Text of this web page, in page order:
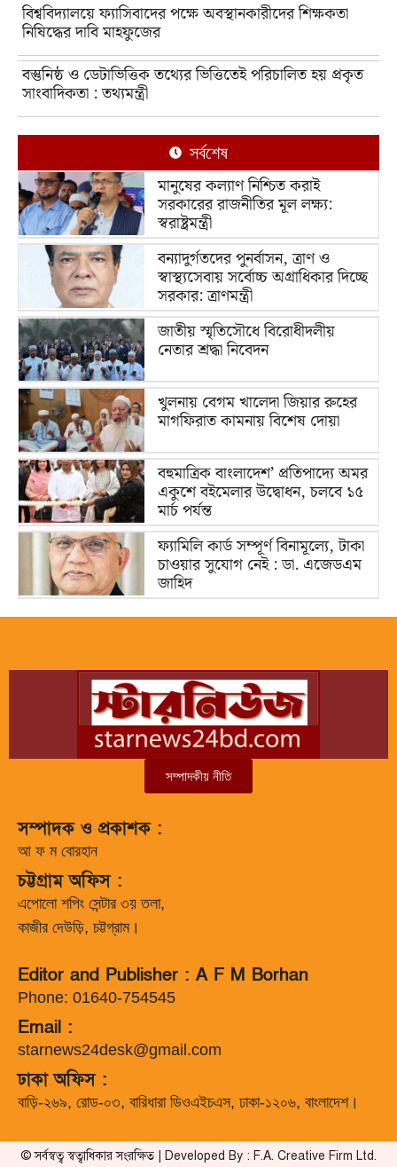
বিশ্ববিদ্যালয়ে ফ্যাসিবাদের পক্ষে অবস্থানকারীদের শিক্ষকতা
নিষিদ্ধের দাবি মাহফুজের
বস্তুনিষ্ঠ ও ডেটাভিত্তিক তথ্যের ভিত্তিতেই পরিচালিত হয় প্রকৃত
সাংবাদিকতা : তথ্যমন্ত্রী
সর্বশেষ
মানুষের কল্যাণ নিশ্চিত করাই
সরকারের রাজনীতির মূল লক্ষ্য:
স্বরাষ্ট্রমন্ত্রী
বন্যাদুর্গতদের পুনর্বাসন, ত্রাণ ও
স্বাস্থ্যসেবায় সর্বোচ্চ অগ্রাধিকার দিচ্ছে
সরকার: ত্রাণমন্ত্রী
জাতীয় স্মৃতিসৌধে বিরোধীদলীয়
নেতার শ্রদ্ধা নিবেদন
খুলনায় বেগম খালেদা জিয়ার রুহের
মাগফিরাত কামনায় বিশেষ দোয়া
বহুমাত্রিক বাংলাদেশ’ প্রতিপাদ্যে অমর
একুশে বইমেলার উদ্বোধন, চলবে ১৫
মার্চ পর্যন্ত
ফ্যামিলি কার্ড সম্পূর্ণ বিনামূল্যে, টাকা
চাওয়ার সুযোগ নেই : ডা. এজেডএম
জাহিদ
সম্পাদকীয় নীতি
সম্পাদক ও প্রকাশক :
আ ফ ম বোরহান
চট্টগ্রাম অফিস :
এপোলো শপিং সেন্টার ৩য় তলা,
কাজীর দেউড়ি, চট্টগ্রাম।
Editor and Publisher : A F M Borhan
Phone: 01640-754545
Email :
starnews24desk@gmail.com
ঢাকা অফিস :
বাড়ি-২৬৯, রোড-০৩, বারিধারা ডিওএইচএস, ঢাকা-১২০৬, বাংলাদেশ।
© সর্বস্বত্ব স্বত্বাধিকার সংরক্ষিত | Developed By : F.A. Creative Firm Ltd.